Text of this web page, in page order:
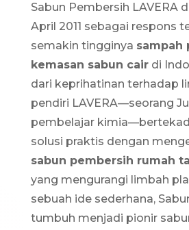
Sabun Pembersih LAVERA
April 2011 sebagai respons
semakin tingginya sampah
kemasan sabun cairdi
dari keprihatinan terhadap
pendiri LAVERA—seorang
pembelajar
solusi praktis dengan
sabun pembersih rumah
yang mengurangi limbah
sebuah ide sederhana,
tumbuh menjadi pionir